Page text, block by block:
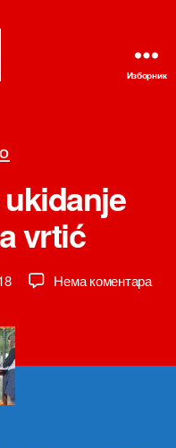
Изборник
ukidanje
vrtić
Нема коментарана